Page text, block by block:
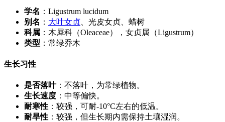
学名 ：Ligustrum lucidum
别名 ： 大叶女贞 、光皮女贞、蜡树
科属 ：木犀科（Oleaceae），女贞属（Ligustrum）
类型 ：常绿乔木
生长习性
是否落叶：不落叶，为常绿植物。
生长速度 ：中等偏快。
耐寒性 ：较强，可耐-10°C左右的低温。
耐旱性 ：较强，但生长期内需保持土壤湿润。